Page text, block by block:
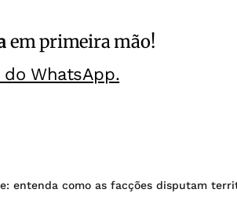
em primeira mão!
WhatsApp.
entenda como as facções disputam